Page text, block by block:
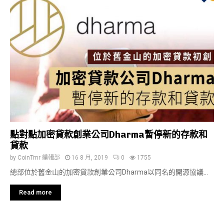
點對點加密貸款創業公司Dharma暫停新的存款和
貸款
by CoinTmr 編輯部 16 8 月, 2019 0 1755
總部位於舊金山的加密貸款創業公司Dharma以同名的開源協議...
Read more